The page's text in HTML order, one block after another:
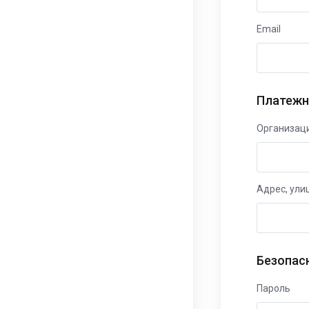
Email
Адрес,
Пароль